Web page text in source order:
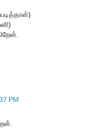
PM